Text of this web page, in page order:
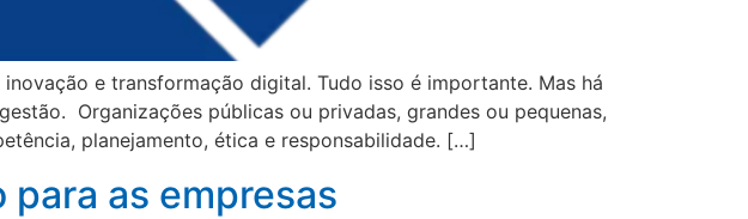
e transformação digital. Tudo isso é importante. Mas há
Organizações públicas ou privadas, grandes ou pequenas,
planejamento, ética e responsabilidade. […]
as empresas